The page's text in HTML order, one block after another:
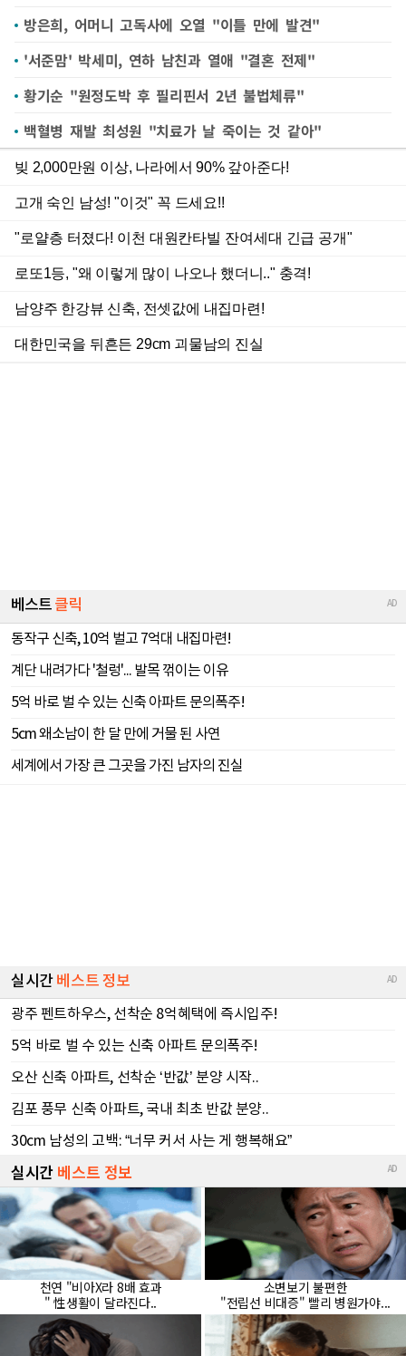
방은희, 어머니 고독사에 오열 "이틀 만에 발견"
'서준맘' 박세미, 연하 남친과 열애 "결혼 전제"
황기순 "원정도박 후 필리핀서 2년 불법체류"
백혈병 재발 최성원 "치료가 날 죽이는 것 같아"